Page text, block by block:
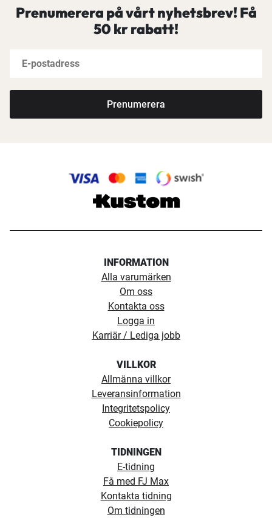
Prenumerera på vårt nyhetsbrev! Få
50 kr rabatt!
Prenumerera
INFORMATION
Alla varumärken
Om oss
Kontakta oss
Logga in
Karriär / Lediga jobb
VILLKOR
Allmänna villkor
Leveransinformation
Integritetspolicy
Cookiepolicy
TIDNINGEN
E-tidning
Få med FJ Max
Kontakta tidning
Om tidningen